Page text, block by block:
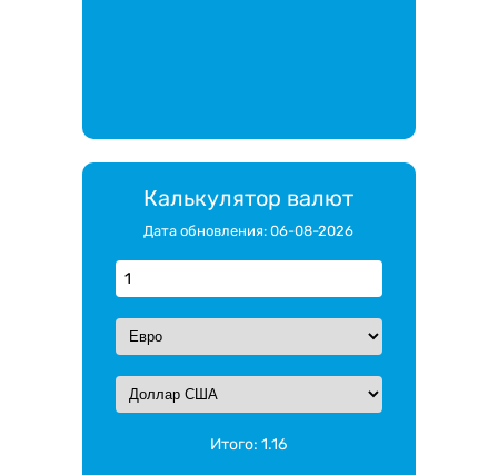
Калькулятор валют
Дата обновления: 06-08-2026
Итого:1.16